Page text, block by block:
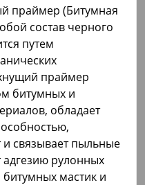
праймер (Битумная
состав черного
путем
праймер
битумных и
обладает
и связывает пыльные
адгезию рулонных
мастик и